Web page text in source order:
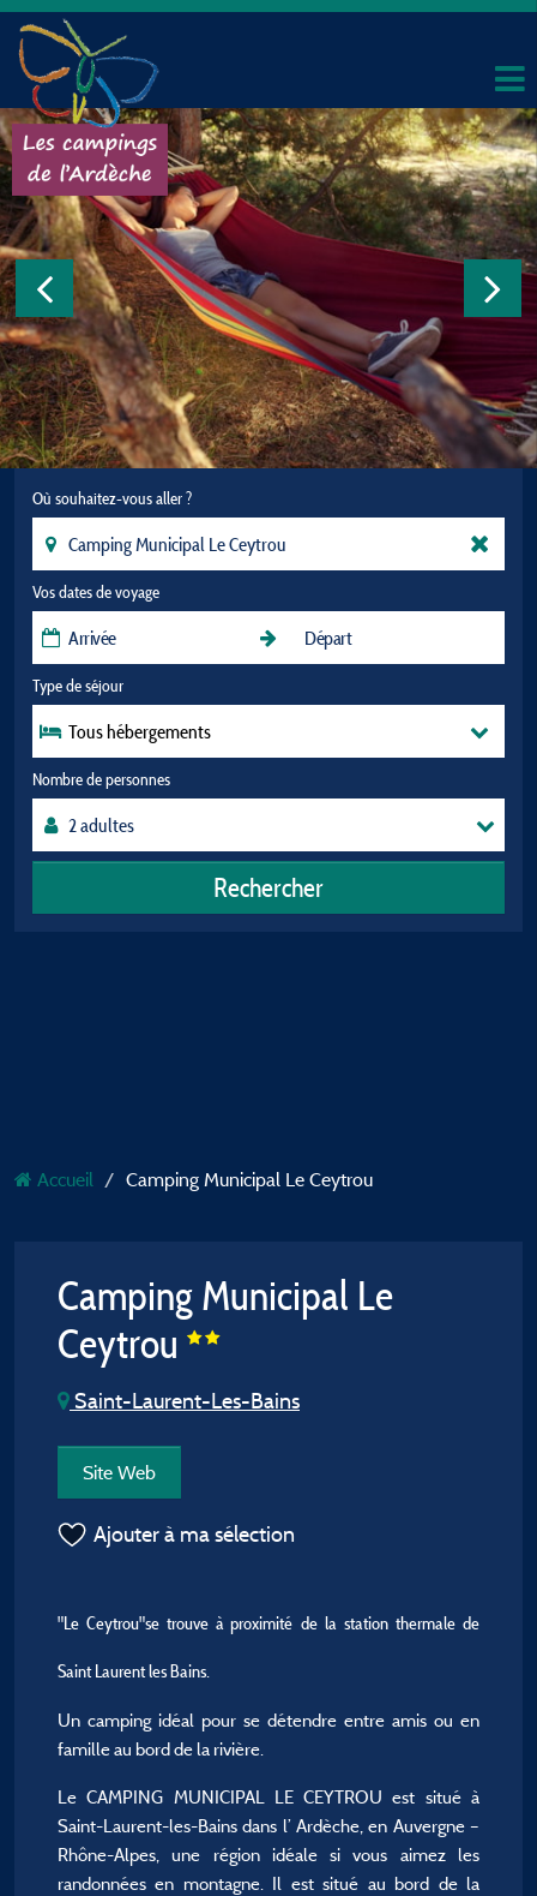
Où souhaitez-vous aller ?
Vos dates de voyage
Type de séjour
Tous hébergements
Nombre de personnes
Rechercher
Accueil Camping Municipal Le Ceytrou
Camping Municipal Le
Ceytrou
Saint-Laurent-Les-Bains
Site Web
Ajouter à ma sélection
"Le Ceytrou"se trouve à proximité de la station thermale de
Saint Laurent les Bains.
Un camping idéal pour se détendre entre amis ou en
famille au bord de la rivière.
Le CAMPING MUNICIPAL LE CEYTROU est situé à
Saint-Laurent-les-Bains dans l’ Ardèche, en Auvergne –
Rhône-Alpes, une région idéale si vous aimez les
randonnées en montagne. Il est situé au bord de la